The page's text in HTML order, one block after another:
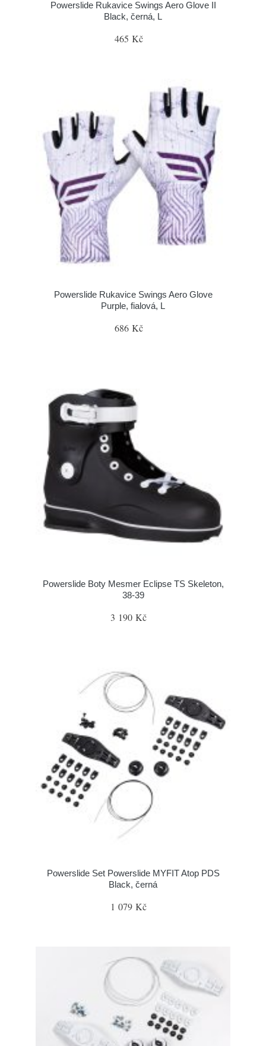
Powerslide Rukavice Swings Aero Glove II
Black, černá, L
465 Kč
Powerslide Rukavice Swings Aero Glove
Purple, fialová, L
686 Kč
Powerslide Boty Mesmer Eclipse TS Skeleton,
38-39
3 190 Kč
Powerslide Set Powerslide MYFIT Atop PDS
Black, černá
1 079 Kč